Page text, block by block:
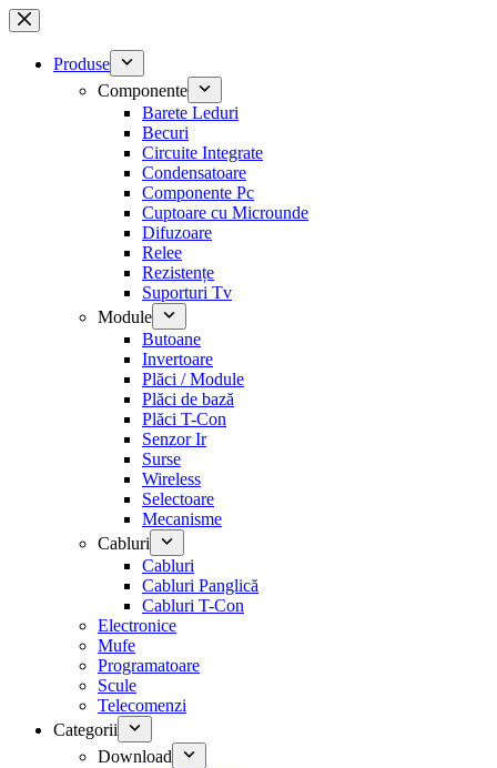
Sari
la
conținutProduse
Componente
Barete Leduri
Becuri
Circuite Integrate
Condensatoare
Componente Pc
Cuptoare cu Microunde
Difuzoare
Relee
Rezistențe
Suporturi Tv
Module
Butoane
Invertoare
Plăci / Module
Plăci de bază
Plăci T-Con
Senzor Ir
Surse
Wireless
Selectoare
Mecanisme
Cabluri
Cabluri
Cabluri Panglică
Cabluri T-Con
Electronice
Mufe
Programatoare
Scule
Telecomenzi
Categorii
Download